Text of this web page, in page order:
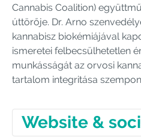
Cannabis Coalition)
úttörője. Dr. Arno
kannabisz biokémiájával
ismeretei felbecsülhetetlen
munkásságát az orvosi
tartalom integritása
Website &